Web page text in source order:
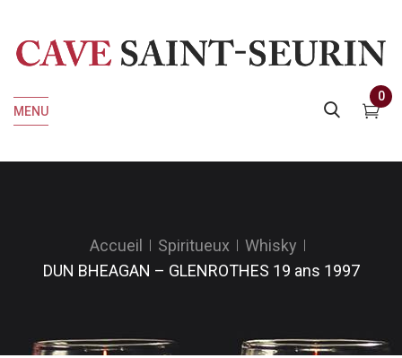
MENU
0
Accueil Spiritueux
Whisky
DUN BHEAGAN – GLENROTHES 19 ans 1997